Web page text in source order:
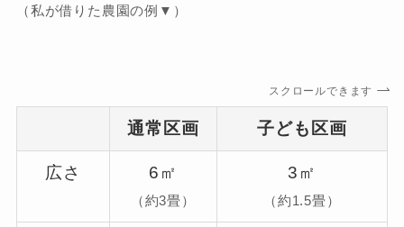
（私が借りた農園の例▼）
スクロールできます
通常区画 子ども区画
広さ 6㎡
（約3畳）
3㎡
（約1.5畳）